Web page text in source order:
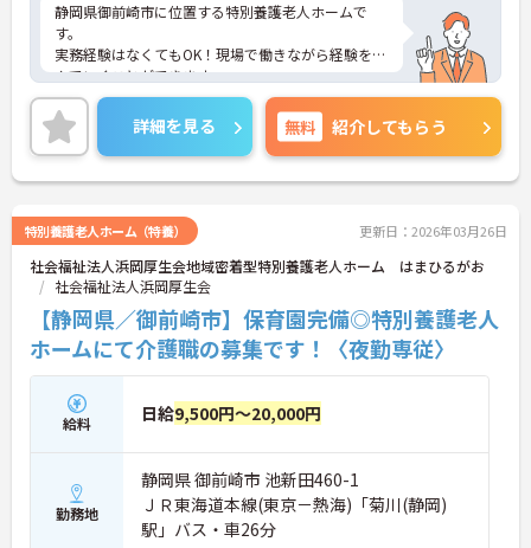
静岡県御前崎市に位置する特別養護老人ホームで
す。
実務経験はなくてもOK！現場で働きながら経験を積
んでいくことができます。
マイカー通勤が可能なため、通勤に便利です。
ご興味をお持ちの方はお気軽にお問い合わせくださ
い。
詳細を見る 無料 紹介してもらう
特別養護老人ホーム（特養） 更新日：2026年03月26日
社会福祉法人浜岡厚生会地域密着型特別養護老人ホーム はまひるがお
社会福祉法人浜岡厚生会
【静岡県／御前崎市】保育園完備◎特別養護老人
ホームにて介護職の募集です！〈夜勤専従〉
給料 日給9,500円～20,000円
勤務地
静岡県 御前崎市 池新田460-1
ＪＲ東海道本線(東京－熱海)「菊川(静岡)
駅」バス・車26分